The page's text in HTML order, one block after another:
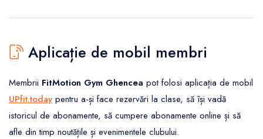
Aplicație de mobil membri
Membrii FitMotion Gym Ghencea pot folosi aplicația de mobil
UPfit.today pentru a-și face rezervări la clase, să își vadă
istoricul de abonamente, să cumpere abonamente online și să
afle din timp noutățile și evenimentele clubului.